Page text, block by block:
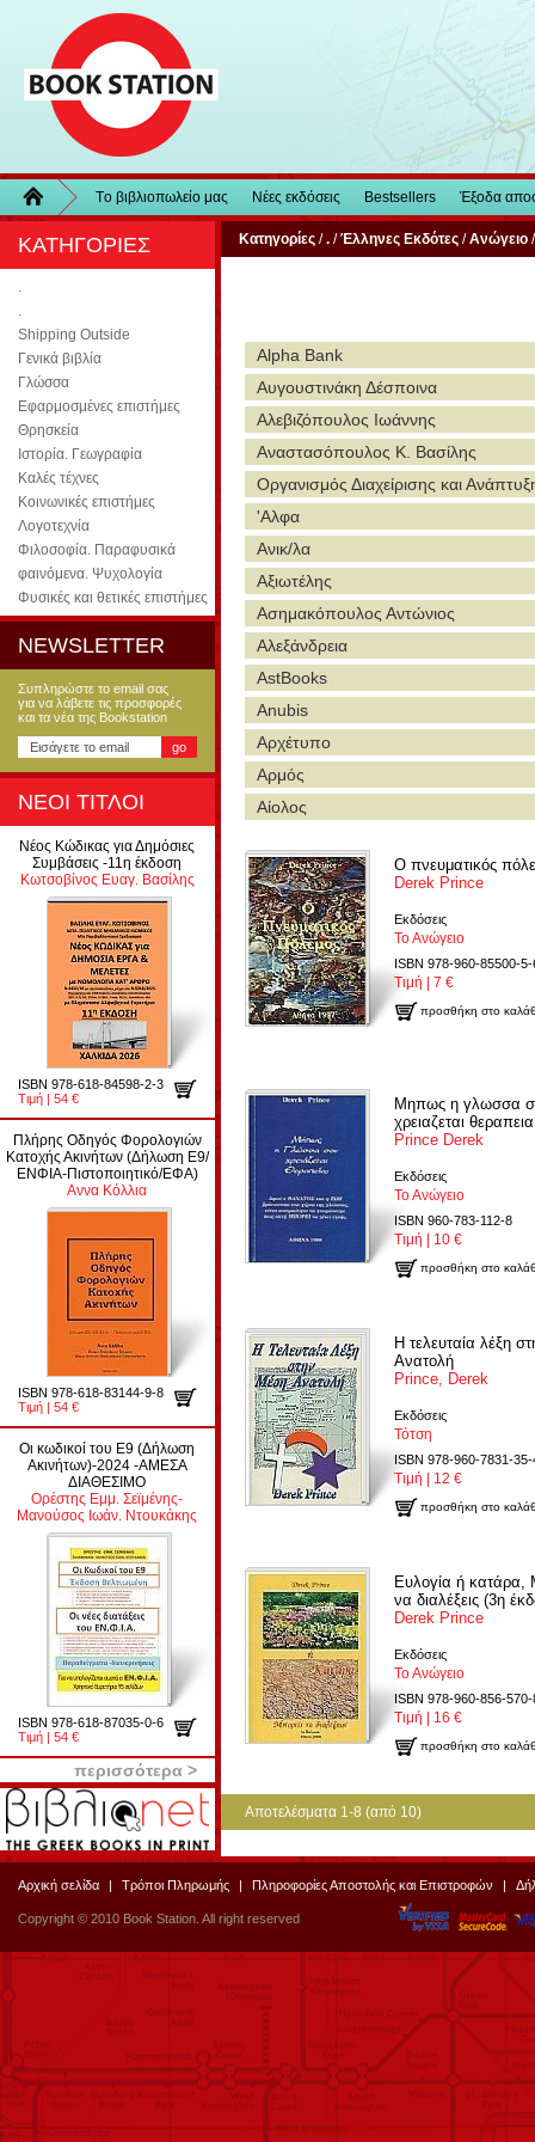
Τo βιβλιοπωλείo μας Νέες εκδόσεις Bestsellers Έξοδα
ΚΑΤΗΓΟΡΙΕΣ
.
.
Shipping Outside
Γενικά βιβλία
Γλώσσα
Εφαρμοσμένες επιστήμες
Θρησκεία
Ιστορία. Γεωγραφία
Καλές τέχνες
Κοινωνικές επιστήμες
Λογοτεχνία
Φιλοσοφία. Παραφυσικά
φαινόμενα. Ψυχολογία
Φυσικές και θετικές επιστήμες
NEWSLETTER
Συπληρώστε το email σας
για να λάβετε τις προσφορές
και τα νέα της Bookstation
ΝΕΟΙ ΤΙΤΛΟΙ
Νέος Κώδικας για Δημόσιες
Συμβάσεις -11η έκδοση
Κωτσοβίνος Ευαγ. Βασίλης
ISBN 978-618-84598-2-3
Τιμή | 54 €
Πλήρης Οδηγός Φορολογιών
Κατοχής Ακινήτων (Δήλωση Ε9/
ΕΝΦΙΑ-Πιστοποιητικό/ΕΦΑ)
Αννα Κόλλια
ISBN 978-618-83144-9-8
Τιμή | 54 €
Οι κωδικοί του Ε9 (Δήλωση
Ακινήτων)-2024 -ΑΜΕΣΑ
ΔΙΑΘΕΣΙΜΟ
Ορέστης Εμμ. Σεϊμένης-
Μανούσος Ιωάν. Ντουκάκης
ISBN 978-618-87035-0-6
Τιμή | 54 €
περισσότερα >
Κατηγορίες /. /Έλληνες Εκδότες /Ανώγειο /
Alpha Bank
Αυγουστινάκη Δέσποινα
Αλεβιζόπουλος Ιωάννης
Αναστασόπουλος Κ. Βασίλης
Οργανισμός Διαχείρισης και
'Αλφα
Ανικ/λα
Αξιωτέλης
Ασημακόπουλος Αντώνιος
Αλεξάνδρεια
AstBooks
Anubis
Αρχέτυπο
Αρμός
Αίολος
Ο πνευματικός
Derek Prince
Εκδόσεις
Το Ανώγειο
ISBN 978-960-85500-5-
Τιμή | 7 €
προσθήκη στο
Μηπως η γλωσσα
χρειαζεται
Prince Derek
Εκδόσεις
Το Ανώγειο
ISBN 960-783-112-8
Τιμή | 10 €
προσθήκη στο
Η τελευταία λέξη
Ανατολή
Prince, Derek
Εκδόσεις
Τότση
ISBN 978-960-7831-35-
Τιμή | 12 €
προσθήκη στο
Ευλογία ή κατάρα,
να διαλέξεις (3η
Derek Prince
Εκδόσεις
Το Ανώγειο
ISBN 978-960-856-570-
Τιμή | 16 €
προσθήκη στο
Αποτελέσματα 1-8 (από 10)
Αρχική σελίδα | Τρόποι Πληρωμής | Πληροφορίες Αποστολής και Επιστροφών |
Copyright © 2010 Book Station. All right reserved